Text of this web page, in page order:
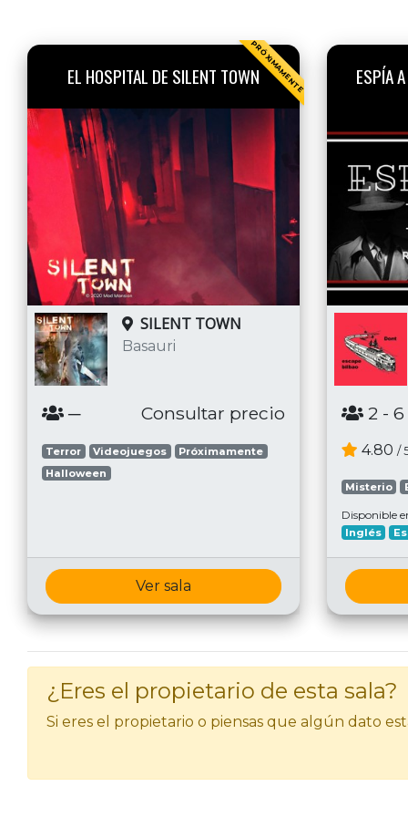
EL HOSPITAL DE SILENT TOWN
SILENT TOWN
Basauri
─ Consultar precio
Terror Videojuegos
Próximamente
Halloween
Ver sala
PRÓXIMAMENTE ESPÍA
2 - 6
4.80 /
Misterio
Disponible
Inglés
¿Eres el propietario de esta sala?
Si eres el propietario o piensas que algún dato